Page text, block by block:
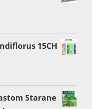
15CH
Starane